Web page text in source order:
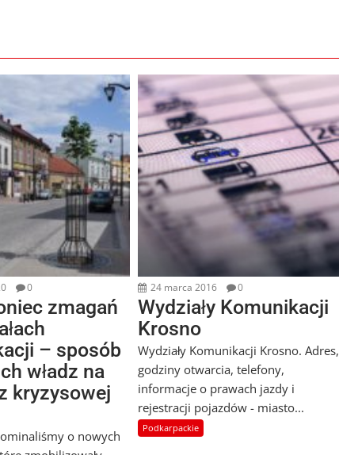
0
zmagań
– sposób
władz na
kryzysowej
o nowych
24 marca 2016 0
Wydziały Komunikacji
Krosno
Wydziały Komunikacji Krosno. Adres,
godziny otwarcia, telefony,
informacje o prawach jazdy i
rejestracji pojazdów - miasto...
Podkarpackie